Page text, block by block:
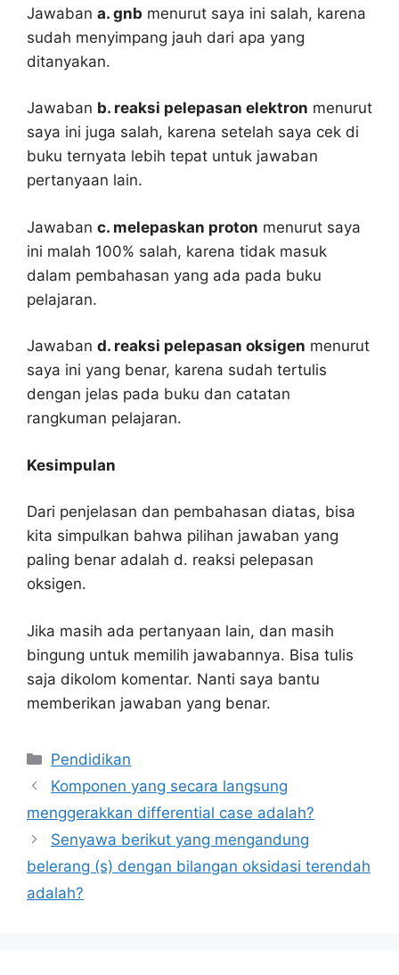
Jawaban a. gnb menurut saya ini salah, karena
sudah menyimpang jauh dari apa yang
ditanyakan.
Jawaban b. reaksi pelepasan elektron menurut
saya ini juga salah, karena setelah saya cek di
buku ternyata lebih tepat untuk jawaban
pertanyaan lain.
Jawaban c. melepaskan proton menurut saya
ini malah 100% salah, karena tidak masuk
dalam pembahasan yang ada pada buku
pelajaran.
Jawaban d. reaksi pelepasan oksigen menurut
saya ini yang benar, karena sudah tertulis
dengan jelas pada buku dan catatan
rangkuman pelajaran.
Kesimpulan
Dari penjelasan dan pembahasan diatas, bisa
kita simpulkan bahwa pilihan jawaban yang
paling benar adalah d. reaksi pelepasan
oksigen.
Jika masih ada pertanyaan lain, dan masih
bingung untuk memilih jawabannya. Bisa tulis
saja dikolom komentar. Nanti saya bantu
memberikan jawaban yang benar.
Kategori
Pendidikan
Komponen yang secara langsung
menggerakkan differential case adalah?
Senyawa berikut yang mengandung
belerang (s) dengan bilangan oksidasi terendah
adalah?